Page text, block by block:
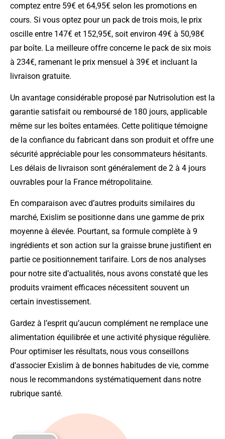
comptez entre 59€ et 64,95€ selon les promotions en
cours. Si vous optez pour un pack de trois mois, le prix
oscille entre 147€ et 152,95€, soit environ 49€ à 50,98€
par boîte. La meilleure offre concerne le pack de six mois
à 234€, ramenant le prix mensuel à 39€ et incluant la
livraison gratuite.
Un avantage considérable proposé par Nutrisolution est la
garantie satisfait ou remboursé de 180 jours, applicable
même sur les boîtes entamées. Cette politique témoigne
de la confiance du fabricant dans son produit et offre une
sécurité appréciable pour les consommateurs hésitants.
Les délais de livraison sont généralement de 2 à 4 jours
ouvrables pour la France métropolitaine.
En comparaison avec d’autres produits similaires du
marché, Exislim se positionne dans une gamme de prix
moyenne à élevée. Pourtant, sa formule complète à 9
ingrédients et son action sur la graisse brune justifient en
partie ce positionnement tarifaire. Lors de nos analyses
pour notre site d’actualités, nous avons constaté que les
produits vraiment efficaces nécessitent souvent un
certain investissement.
Gardez à l’esprit qu’aucun complément ne remplace une
alimentation équilibrée et une activité physique régulière.
Pour optimiser les résultats, nous vous conseillons
d’associer Exislim à de bonnes habitudes de vie, comme
nous le recommandons systématiquement dans notre
rubrique santé.